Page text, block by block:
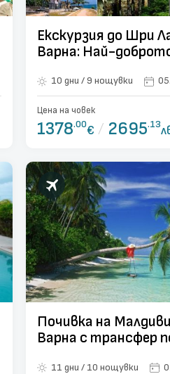
Екскурзия до Шри
Варна: Най-
10 дни / 9 нощувки
Цена на човек
1378.00€ / 2695.13
Почивка на
Варна с трансфер
11 дни / 10 нощувки